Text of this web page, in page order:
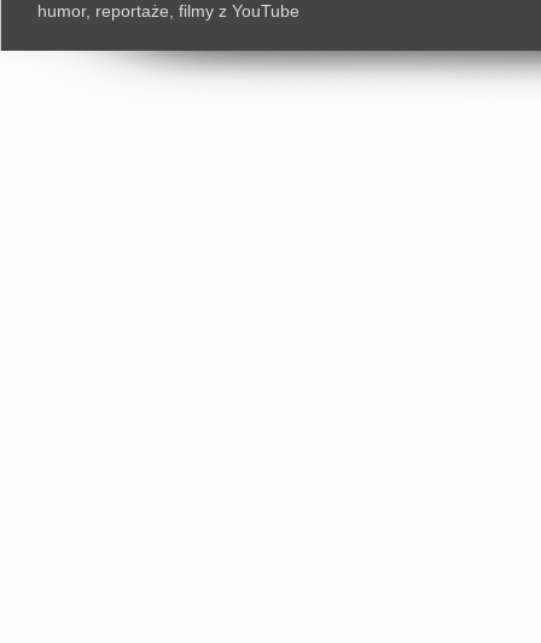
humor, reportaże, filmy z YouTube